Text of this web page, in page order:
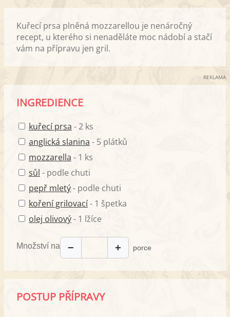
Kuřecí prsa plněná mozzarellou je nenáročný
recept, u kterého si nenaděláte moc nádobí a stačí
vám na přípravu jen gril.
REKLAMA
INGREDIENCE
kuřecí prsa - 2 ks
anglická slanina - 5 plátků
mozzarella - 1 ks
sůl - podle chuti
pepř mletý- podle chuti
koření grilovací- 1 špetka
olej olivový- 1 lžíce
Množství na − + porce
POSTUP PŘÍPRAVY